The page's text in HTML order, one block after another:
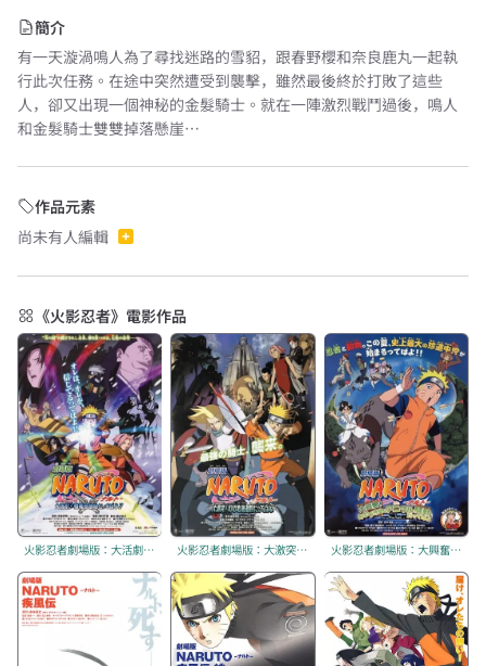
簡介
有一天漩渦鳴人為了尋找迷路的雪貂，跟春野櫻和奈良鹿丸一起執
行此次任務。在途中突然遭受到襲擊，雖然最後終於打敗了這些
人，卻又出現一個神秘的金髮騎士。就在一陣激烈戰鬥過後，鳴人
和金髮騎士雙雙掉落懸崖…
作品元素
尚未有人編輯
《火影忍者》電影作品
火影忍者劇場版：大活劇！雪姬忍法帖！！ 火影忍者劇場版：大激突！幻之地底遺跡 火影忍者劇場版：大興奮！新月島之動物大騷動